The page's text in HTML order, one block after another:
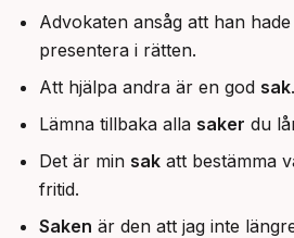
Advokaten ansåg att han
presentera i rätten.
Att hjälpa andra är en god sak.
Lämna tillbaka alla saker du
Det är min sak att bestämma
fritid.
Saken är den att jag inte